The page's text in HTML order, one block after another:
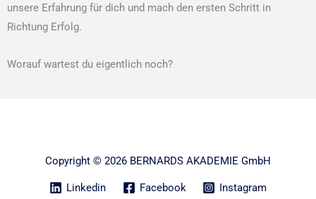
unsere Erfahrung für dich und mach den ersten Schritt in
Richtung Erfolg.
Worauf wartest du eigentlich noch?
Copyright © 2026 BERNARDS AKADEMIE GmbH
Linkedin Facebook
Instagram